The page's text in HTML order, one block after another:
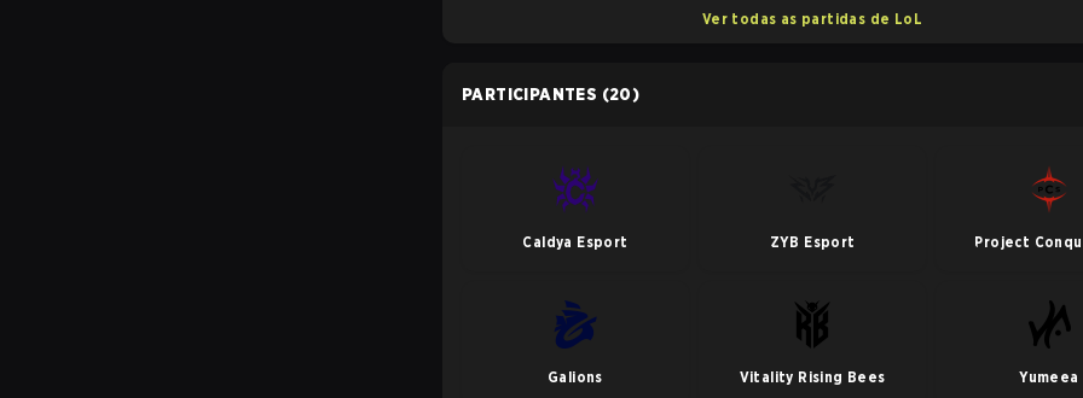
Ver todas as partidas de LoL
PARTICIPANTES (20)
Caldya Esport ZYB Esport Project
Galions Vitality Rising Bees Yumeea